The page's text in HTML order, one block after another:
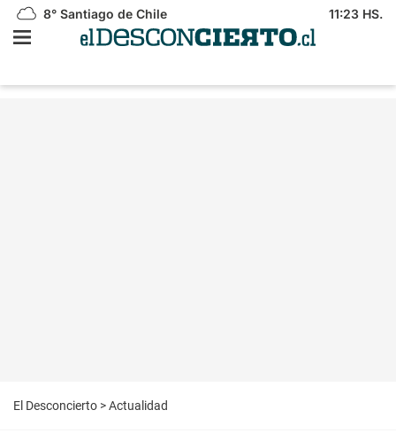
8° Santiago de Chile 11:23 HS.
El Desconcierto >Actualidad